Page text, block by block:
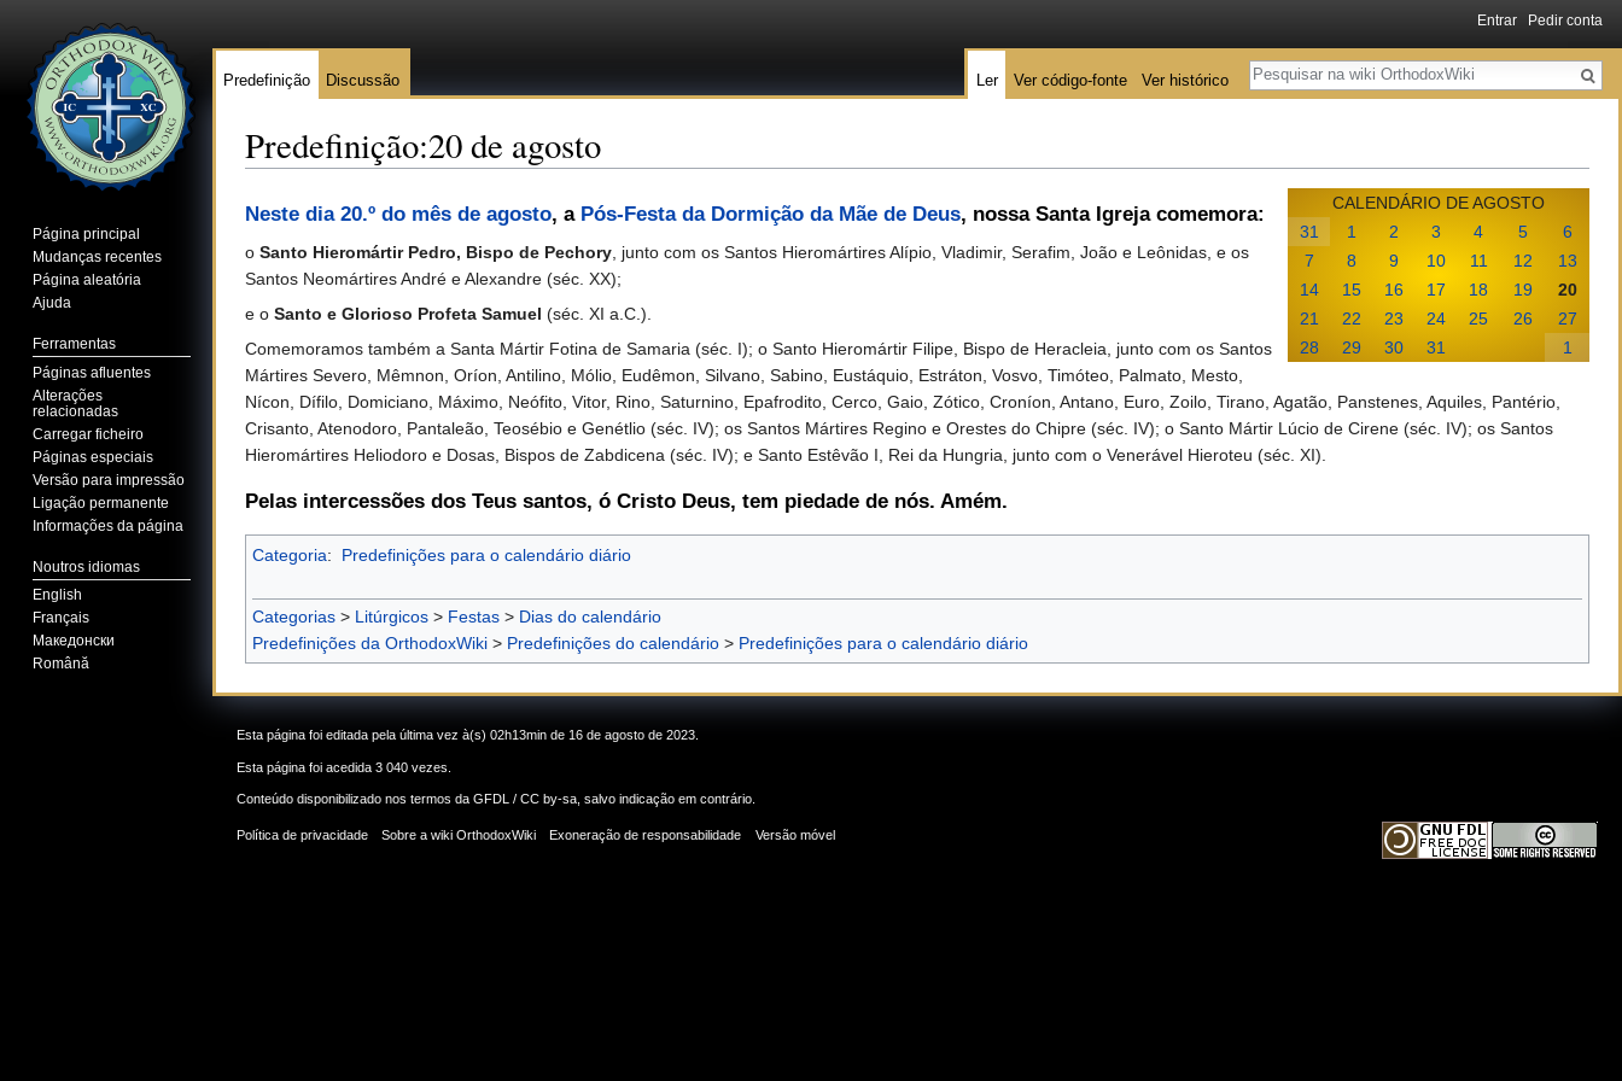
Predefinição:20 de agosto
CALENDÁRIO DE AGOSTO
31
1 2 3 4 5
6
7
8 9 10 11 12
13
14
15 16 17 18 19
20
21
22 23 24 25 26
27
28
29 30 31 1
Neste dia 20.º do mês de agosto, a Pós-Festa da Dormição da Mãe de Deus, nossa Santa Igreja comemora:
o Santo Hieromártir Pedro, Bispo de Pechory , junto com os Santos Hieromártires Alípio, Vladimir, Serafim, João e Leônidas, e os
Santos Neomártires André e Alexandre (séc. XX);
e o Santo e Glorioso Profeta Samuel (séc. XI a.C.).
Comemoramos também a Santa Mártir Fotina de Samaria (séc. I); o Santo Hieromártir Filipe, Bispo de Heracleia, junto com os Santos
Mártires Severo, Mêmnon, Oríon, Antilino, Mólio, Eudêmon, Silvano, Sabino, Eustáquio, Estráton, Vosvo, Timóteo, Palmato, Mesto,
Nícon, Dífilo, Domiciano, Máximo, Neófito, Vitor, Rino, Saturnino, Epafrodito, Cerco, Gaio, Zótico, Croníon, Antano, Euro, Zoilo, Tirano, Agatão, Panstenes, Aquiles, Pantério,
Crisanto, Atenodoro, Pantaleão, Teosébio e Genétlio (séc. IV); os Santos Mártires Regino e Orestes do Chipre (séc. IV); o Santo Mártir Lúcio de Cirene (séc. IV); os Santos
Hieromártires Heliodoro e Dosas, Bispos de Zabdicena (séc. IV); e Santo Estêvão I, Rei da Hungria, junto com o Venerável Hieroteu (séc. XI).
Pelas intercessões dos Teus santos, ó Cristo Deus, tem piedade de nós. Amém.
Categoria: Predefinições para o calendário diário
Categorias > Litúrgicos > Festas > Dias do calendário
Predefinições da OrthodoxWiki > Predefinições do calendário > Predefinições para o calendário diário
Entrar Pedir conta
Predefinição Discussão Ler Ver código-fonte Ver histórico
Pesquisa
Página principal
Mudanças recentes
Página aleatória
Ajuda
Ferramentas
Páginas afluentes
Alterações
relacionadas
Carregar ficheiro
Páginas especiais
Versão para impressão
Ligação permanente
Informações da página
Noutros idiomas
English
Français
Македонски
Română
Esta página foi editada pela última vez à(s) 02h13min de 16 de agosto de 2023.
Esta página foi acedida 3 040 vezes.
Conteúdo disponibilizado nos termos da GFDL / CC by-sa , salvo indicação em contrário.
Política de privacidade Sobre a wiki OrthodoxWiki Exoneração de responsabilidade Versão móvel